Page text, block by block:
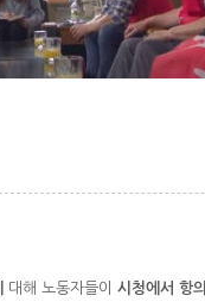
대해 노동자들이 시청에서 항의